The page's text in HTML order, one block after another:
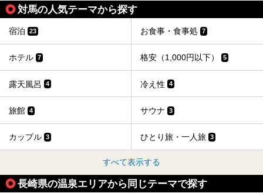
対馬の人気テーマから探す
宿泊 23 お食事・食事処 7
ホテル 7 格安（1,000円以下） 5
露天風呂 4 冷え性 4
旅館 4 サウナ 3
カップル 3 ひとり旅・一人旅 3
すべて表示する
長崎県の温泉エリアから同じテーマで探す